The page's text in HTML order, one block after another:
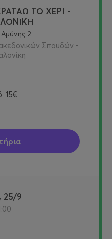
ΤΟ ΧΕΡΙ -
Αμύνης 2
Σπουδών -
15€
25/9